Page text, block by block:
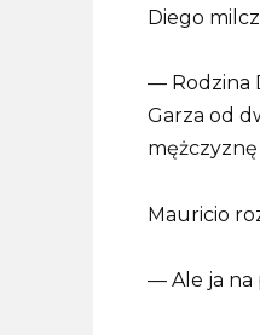
Diego
— Rodzina
Garza od
Mauricio
— Ale ja na